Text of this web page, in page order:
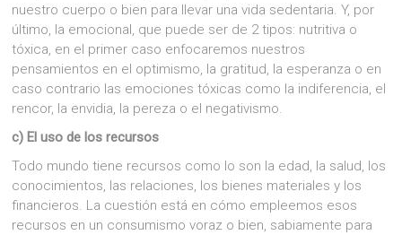
nuestro cuerpo o bien para llevar una vida sedentaria. Y, por
último, la emocional, que puede ser de 2 tipos: nutritiva o
tóxica, en el primer caso enfocaremos nuestros
pensamientos en el optimismo, la gratitud, la esperanza o en
caso contrario las emociones tóxicas como la indiferencia, el
rencor, la envidia, la pereza o el negativismo.
c) El uso de los recursos
Todo mundo tiene recursos como lo son la edad, la salud, los
conocimientos, las relaciones, los bienes materiales y los
financieros. La cuestión está en cómo empleemos esos
recursos en un consumismo voraz o bien, sabiamente para